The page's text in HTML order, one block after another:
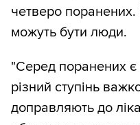
четверо
можуть бути люди.
"Серед поранених є
різний ступінь
доправляють до